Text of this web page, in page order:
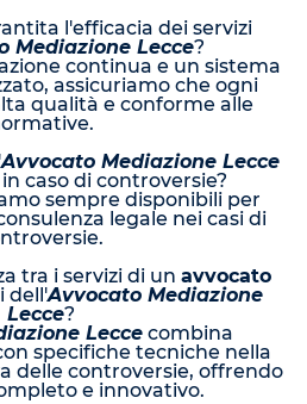
l'efficacia dei servizi
Mediazione Lecce?
continua e un sistema
assicuriamo che ogni
qualità e conforme alle
Avvocato Mediazione Lecce
in caso di controversie?
sempre disponibili per
legale nei casi di
tra i servizi di un avvocato
dell'Avvocato Mediazione
Lecce?
Leccecombina
specifiche tecniche nella
delle controversie, offrendo
e innovativo.